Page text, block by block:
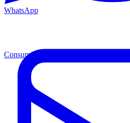
WhatsApp
Consumibles